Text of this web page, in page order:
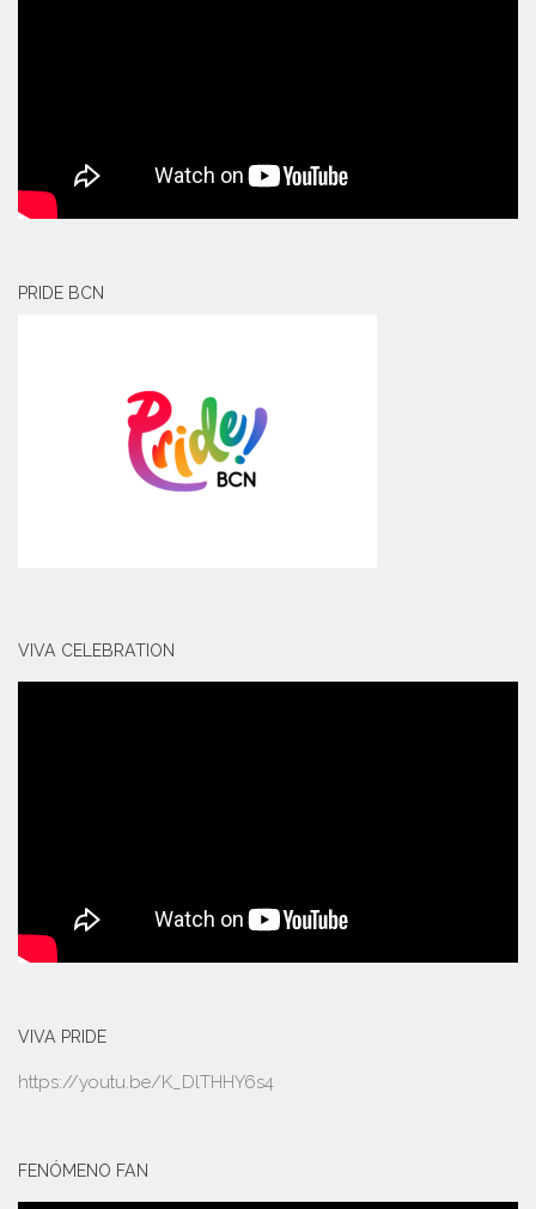
PRIDE BCN
VIVA CELEBRATION
VIVA PRIDE
https://youtu.be/K_DlTHHY6s4
FENÓMENO FAN